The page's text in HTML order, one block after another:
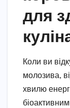
для
Коли ви
молозива,
хвилю